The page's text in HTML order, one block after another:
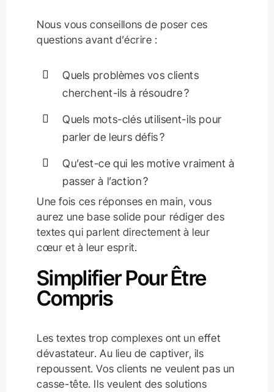
Nous vous conseillons de poser ces
questions avant d’écrire :
Quels problèmes vos clients
cherchent-ils à résoudre ?
Quels mots-clés utilisent-ils pour
parler de leurs défis ?
Qu’est-ce qui les motive vraiment à
passer à l’action ?
Une fois ces réponses en main, vous
aurez une base solide pour rédiger des
textes qui parlent directement à leur
cœur et à leur esprit.
Simplifier Pour Être
Compris
Les textes trop complexes ont un effet
dévastateur. Au lieu de captiver, ils
repoussent. Vos clients ne veulent pas un
casse-tête. Ils veulent des solutions